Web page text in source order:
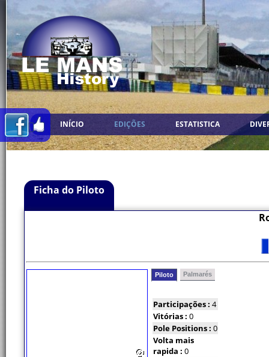
INÍCIO EDIÇÕES ESTATISTICA
Ficha do Piloto
Piloto Palmarés
Participações : 4
Vitórias : 0
Pole Positions : 0
Volta mais
rapida : 0